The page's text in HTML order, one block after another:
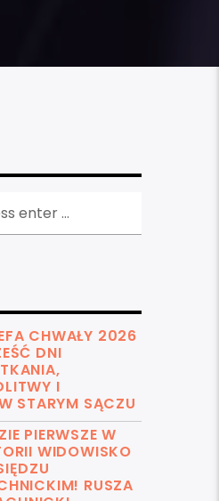
CHWAŁY 2026
DNI
I
STARYM SĄCZU
PIERWSZE W
WIDOWISKO
RUSZA